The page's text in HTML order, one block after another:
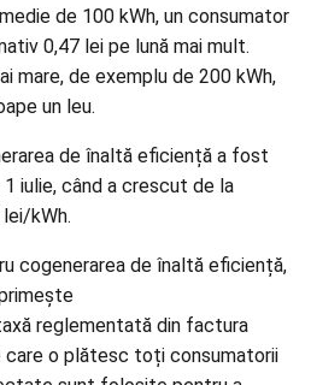
de 100 kWh, un consumator
0,47 lei pe lună mai mult.
mare, de exemplu de 200 kWh,
un leu.
de înaltă eficiență a fost
iulie, când a crescut de la
kWh.
cogenerarea de înaltă eficiență,
reglementată din factura
care o plătesc toți consumatorii